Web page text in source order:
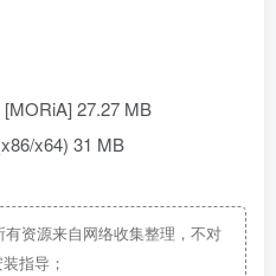
27.27 MB
x64) 31 MB
资源来自网络收集整理，不对
指导；